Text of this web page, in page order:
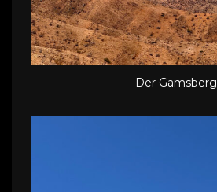
Der Gamsberg